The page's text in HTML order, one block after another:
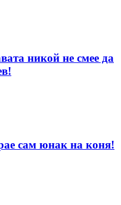
никой не смее да
сам юнак на коня!